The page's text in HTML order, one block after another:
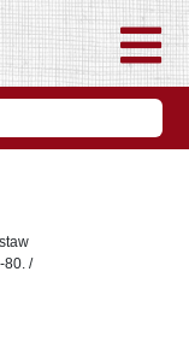
80. /